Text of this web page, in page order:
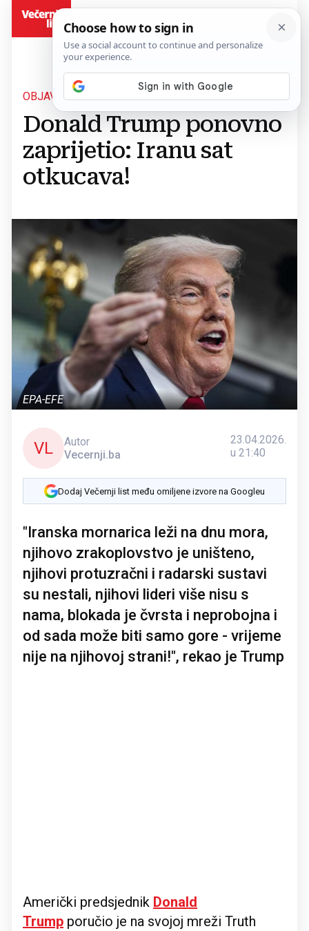
OBJAVIO NA MREŽI TRUTH SOCIAL
Donald Trump ponovno
zaprijetio: Iranu sat
otkucava!
EPA-EFE
VL
Autor
Vecernji.ba
23.04.2026.
u 21:40
Dodaj Večernji list među omiljene izvore na Googleu
"Iranska mornarica leži na dnu mora,
njihovo zrakoplovstvo je uništeno,
njihovi protuzračni i radarski sustavi
su nestali, njihovi lideri više nisu s
nama, blokada je čvrsta i neprobojna i
od sada može biti samo gore - vrijeme
nije na njihovoj strani!", rekao je Trump
Američki predsjednik Donald
Trump poručio je na svojoj mreži Truth